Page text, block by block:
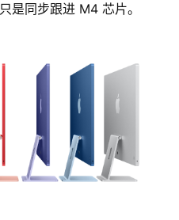
是同步跟进 M4 芯片。